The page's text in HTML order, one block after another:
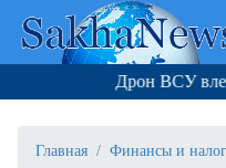
Дрон ВСУ
Главная Финансы и